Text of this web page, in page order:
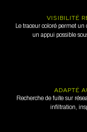
VISIBILITÉ
Le traceur coloré permet
un appui possible
ADAPTÉ
Recherche de fuite sur
infiltration,